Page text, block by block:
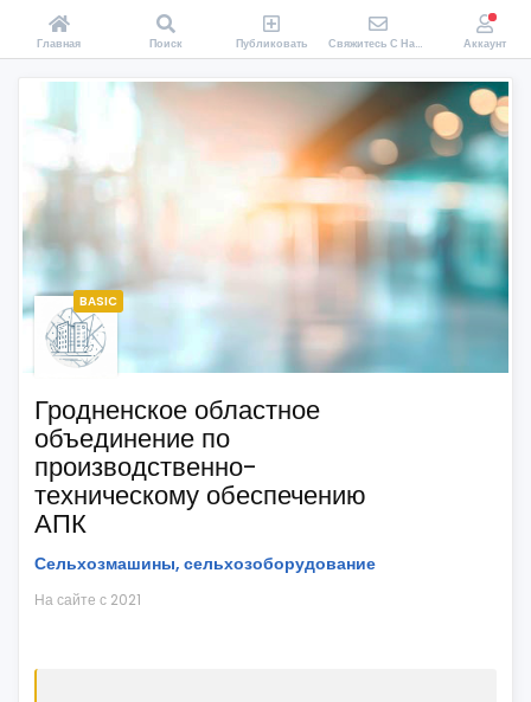
BASIC
Гродненское областное
объединение по
производственно-
техническому обеспечению
АПК
Сельхозмашины, сельхозоборудование
На сайте с 2021
Главная Поиск Публиковать Свяжитесь С Нами Аккаунт